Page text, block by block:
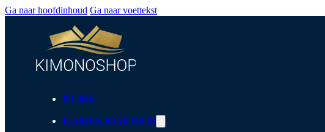
Ga naar hoofdinhoud Ga naar voettekst
HOME
DAMES KIMONOS